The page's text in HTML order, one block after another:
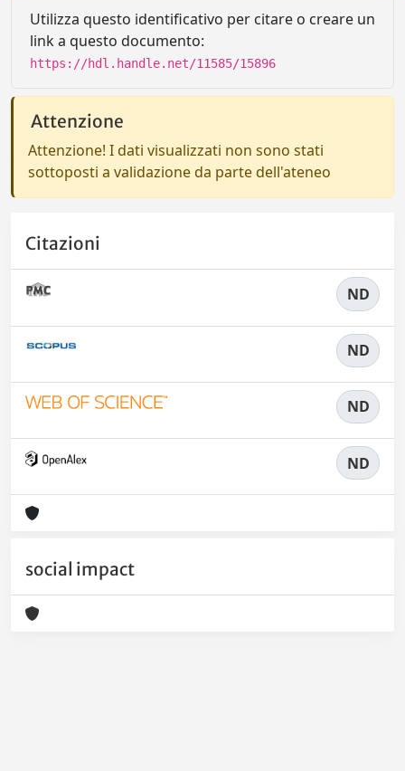
Utilizza questo identificativo per citare o creare un
link a questo documento:
https://hdl.handle.net/11585/15896
Attenzione
Attenzione! I dati visualizzati non sono stati
sottoposti a validazione da parte dell'ateneo
Citazioni
ND
ND
ND
ND
social impact